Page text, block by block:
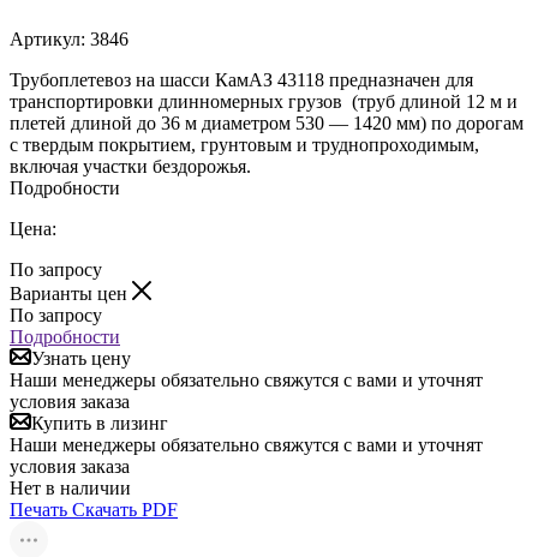
Артикул: 3846
Трубоплетевоз на шасси КамАЗ 43118 предназначен для
транспортировки длинномерных грузов (труб длиной 12 м и
плетей длиной до 36 м диаметром 530 — 1420 мм) по дорогам
с твердым покрытием, грунтовым и труднопроходимым,
включая участки бездорожья.
Подробности
Цена:
По запросу
Варианты цен
По запросу
Подробности
Узнать цену
Наши менеджеры обязательно свяжутся с вами и уточнят
условия заказа
Купить в лизинг
Наши менеджеры обязательно свяжутся с вами и уточнят
условия заказа
Нет в наличии
Печать Скачать PDF